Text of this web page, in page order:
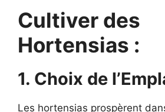
Cultiver des
Hortensias :
1. Choix de
Les hortensias prospèrent